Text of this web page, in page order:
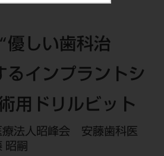
優しい歯科治
るインプラントシ
用ドリルビット
法人昭峰会 安藤歯科医
嗣
ット関連
関連
器
ら探す
探す
サポート
合わせ
イベント
ー